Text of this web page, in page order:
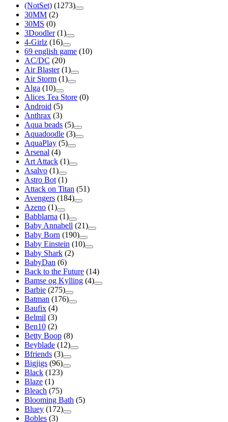
(NotSet) (1273)
30MM (2)
30MS (0)
3Doodler (1)
4-Girlz (16)
69 english game (10)
AC/DC (20)
Air Blaster (1)
Air Storm (1)
Alga (10)
Alices Tea Store (0)
Android (5)
Anthrax (3)
Aqua beads (5)
Aquadoodle (3)
AquaPlay (5)
Arsenal (4)
Art Attack (1)
Asalvo (1)
Astro Bot (1)
Attack on Titan (51)
Avengers (184)
Azeno (1)
Babblarna (1)
Baby Annabell (21)
Baby Born (190)
Baby Einstein (10)
Baby Shark (2)
BabyDan (6)
Back to the Future (14)
Bamse og Kylling (4)
Barbie (275)
Batman (176)
Baufix (4)
Belmil (3)
Ben10 (2)
Betty Boop (8)
Beyblade (12)
Bfriends (3)
Bigjigs (96)
Black (123)
Blaze (1)
Bleach (75)
Blooming Bath (5)
Bluey (172)
Bobles (3)